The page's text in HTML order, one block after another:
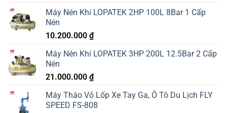
Máy Nén Khí LOPATEK 2HP 100L 8Bar 1 Cấp
Nén
10.200.000 ₫
Máy Nén Khí LOPATEK 3HP 200L 12.5Bar 2 Cấp
Nén
21.000.000 ₫
Máy Tháo Vỏ Lốp Xe Tay Ga, Ô Tô Du Lịch FLY
SPEED FS-808